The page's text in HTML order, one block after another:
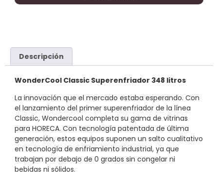
Descripción
WonderCool Classic Superenfriador 348 litros
La innovación que el mercado estaba esperando. Con
el lanzamiento del primer superenfriador de la línea
Classic, Wondercool completa su gama de vitrinas
para HORECA. Con tecnología patentada de última
generación, estos equipos suponen un salto cualitativo
en tecnología de enfriamiento industrial, ya que
trabajan por debajo de 0 grados sin congelar ni
bebidas ni sólidos.